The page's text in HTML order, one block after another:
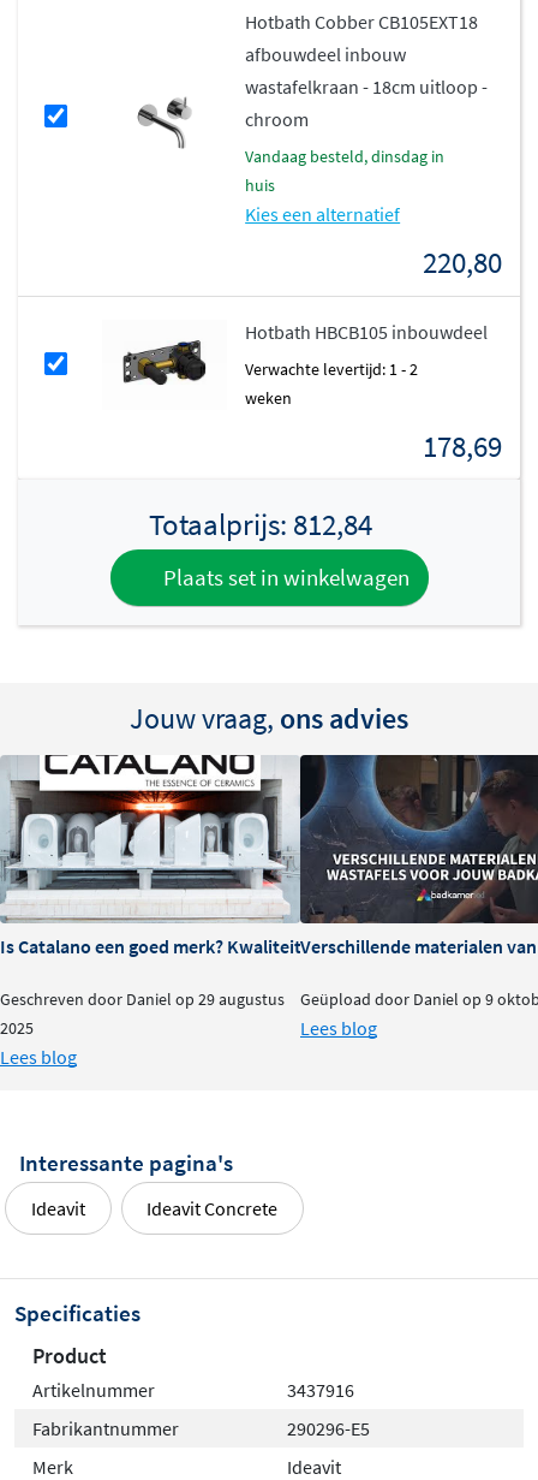
ontwerp zonder kraangatkunt u zelf kiezen
voor een wandkraan of een hoge mengkraan op het
blad, wat extra flexibiliteit biedt bij de inrichting. Het
lavabo is eenvoudig te plaatsen op elk wastafelblad en
neemt weinig ruimte in beslag, ideaal voor compacte
badkamers of toiletruimtes waar u toch een sterke
visuele uitstraling wilt creëren.
Hotbath Cobber CB105EXT18
afbouwdeel inbouw
wastafelkraan - 18cm uitloop -
chroom
vandaag besteld, dinsdag in
huis
Kies een alternatief
220,80
Hotbath HBCB105 inbouwdeel
Verwachte levertijd: 1 - 2
weken
178,69
Totaalprijs: 812,84
Plaats set in winkelwagen
Jouw vraag, ons advies
Is Catalano een goed merk? Kwaliteit en ervaringen
Geschreven door Daniel op 29 augustus
2025
Lees blog
Verschillende materialen
Geüpload door Daniel op 9
Lees blog
Interessante pagina's
Ideavit Ideavit Concrete
Specificaties
Product
Artikelnummer
3437916
Fabrikantnummer
290296-E5
Merk
Ideavit